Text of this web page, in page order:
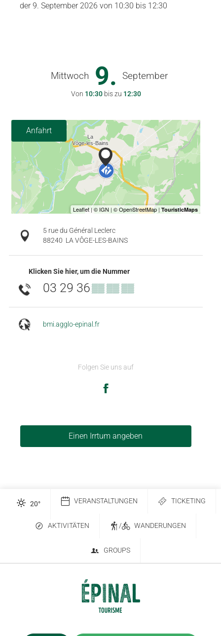
der 9. September 2026 von 10:30 bis 12:30
Mittwoch 9. September
Von 10:30 bis zu 12:30
Anfahrt
5 rue du Général Leclerc
88240 LA VÔGE-LES-BAINS
Klicken Sie hier, um die Nummer
03 29 36▒▒ ▒▒ ▒▒
bmi.agglo-epinal.fr
Folgen Sie uns auf
Einen Irrtum angeben
20° VERANSTALTUNGEN TICKETING
AKTIVITÄTEN / WANDERUNGEN
GROUPS